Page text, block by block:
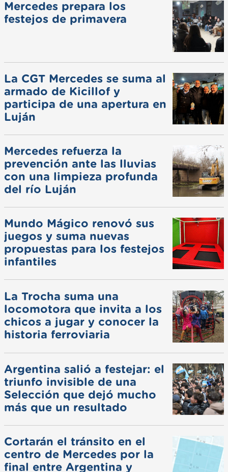
Mercedes prepara los
festejos de primavera
La CGT Mercedes se suma al
armado de Kicillof y
participa de una apertura en
Luján
Mercedes refuerza la
prevención ante las lluvias
con una limpieza profunda
del río Luján
Mundo Mágico renovó sus
juegos y suma nuevas
propuestas para los festejos
infantiles
La Trocha suma una
locomotora que invita a los
chicos a jugar y conocer la
historia ferroviaria
Argentina salió a festejar: el
triunfo invisible de una
Selección que dejó mucho
más que un resultado
Cortarán el tránsito en el
centro de Mercedes por la
final entre Argentina y